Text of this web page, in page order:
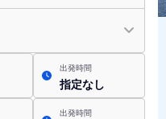
出発時間
指定なし
出発時間